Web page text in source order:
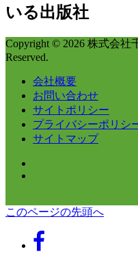
いる出版社
Copyright © 2026 株式会
Reserved.
会社概要
お問い合わせ
サイトポリシー
プライバシーポリシ
サイトマップ
このページの先頭へ